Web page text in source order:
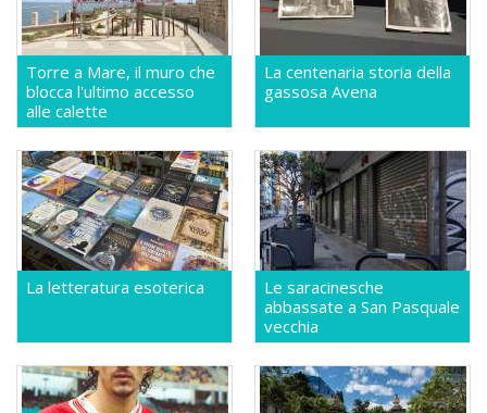
Torre a Mare, il muro che
blocca l'ultimo accesso
alle calette
La centenaria storia della
gassosa Avena
La letteratura esoterica
Le saracinesche
abbassate a San Pasquale
vecchia